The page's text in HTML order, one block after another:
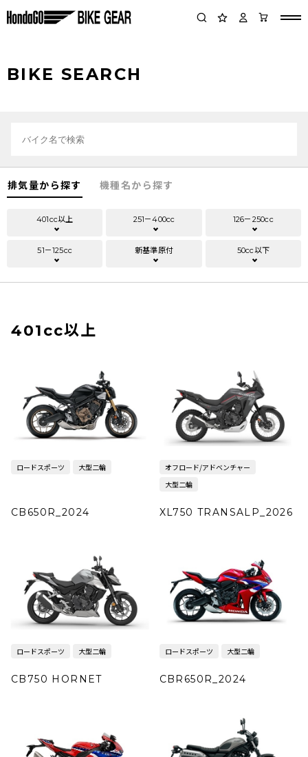
BIKE SEARCH
排気量から探す 機種名から探す
401cc以上 251－400cc 126－250cc
51－125cc 新基準原付 50cc以下
401cc以上
ロードスポーツ 大型二輪
CB650R_2024
オフロード/アドベンチャー
大型二輪
XL750 TRANSALP_2026
ロードスポーツ 大型二輪
CB750 HORNET
ロードスポーツ 大型二輪
CBR650R_2024